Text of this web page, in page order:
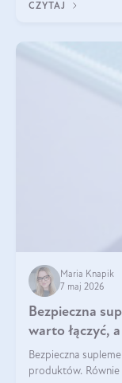
CZYTAJ
Maria Knapik
7 maj 2026
Bezpieczna
warto łączyć,
Bezpieczna
produktów.